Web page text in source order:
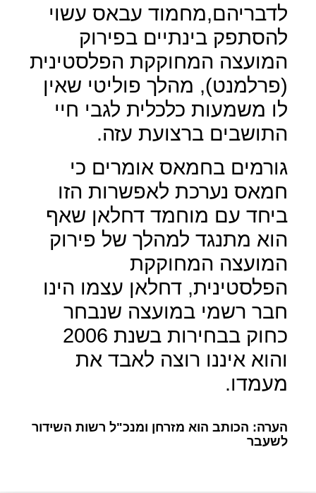
לדבריהם,מחמוד עבאס עשוי
להסתפק בינתיים בפירוק
המועצה המחוקקת הפלסטינית
(פרלמנט), מהלך פוליטי שאין
לו משמעות כלכלית לגבי חיי
התושבים ברצועת עזה.
גורמים בחמאס אומרים כי
חמאס נערכת לאפשרות הזו
ביחד עם מוחמד דחלאן שאף
הוא מתנגד למהלך של פירוק
המועצה המחוקקת
הפלסטינית, דחלאן עצמו הינו
חבר רשמי במועצה שנבחר
כחוק בבחירות בשנת 2006
והוא איננו רוצה לאבד את
מעמדו.
הערה: הכותב הוא מזרחן ומנכ"ל רשות השידור
לשעבר